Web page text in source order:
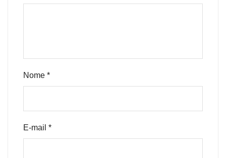
Nome *
E-mail *